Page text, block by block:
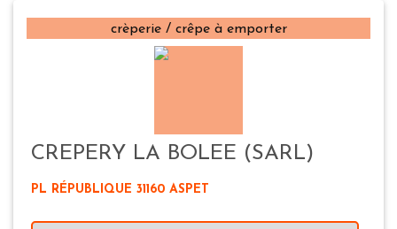
crèperie / crêpe à emporter
CREPERY LA BOLEE (SARL)
PL RÉPUBLIQUE 31160 ASPET